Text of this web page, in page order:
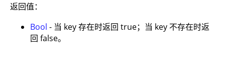
返回值：
Bool - 当 key 存在时返回 true；当 key 不存在时返
回 false。